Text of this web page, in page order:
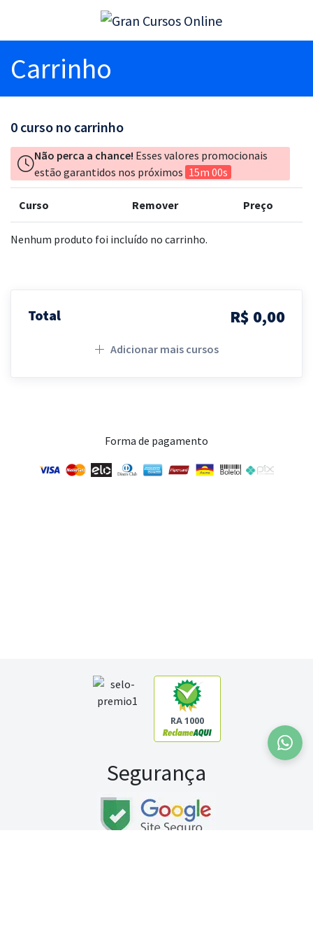
Carrinho
0 curso no carrinho
Não perca a chance! Esses valores promocionais
estão garantidos nos próximos 15m 00s
Curso Remover Preço
Nenhum produto foi incluído no carrinho.
Total R$ 0,00
Adicionar mais cursos
Forma de pagamento
RA 1000
Segurança